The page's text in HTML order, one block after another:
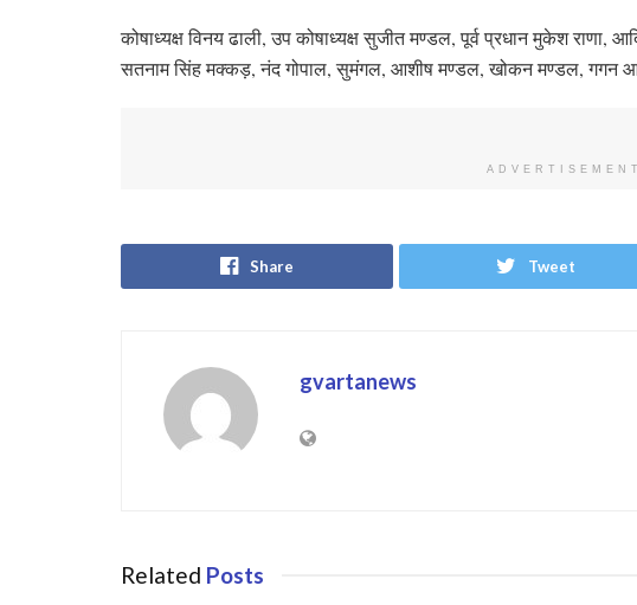
कोषाध्यक्ष विनय ढाली, उप कोषाध्यक्ष सुजीत मण्डल, पूर्व प्रधान मुकेश राणा,
सतनाम सिंह मक्कड़, नंद गोपाल, सुमंगल, आशीष मण्डल, खोकन मण्डल, गगन
ADVERTISEMENT
Share Tweet
gvartanews
Related Posts